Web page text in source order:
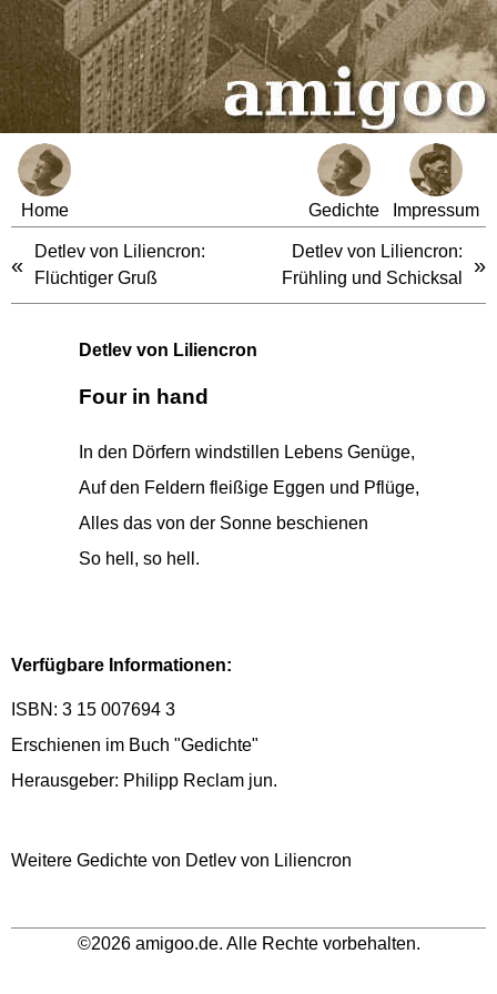
Home Gedichte Impressum
«
Detlev von Liliencron:
Flüchtiger Gruß
Detlev von Liliencron:
Frühling und Schicksal
»
Detlev von Liliencron
Four in hand
In den Dörfern windstillen Lebens Genüge,
Auf den Feldern fleißige Eggen und Pflüge,
Alles das von der Sonne beschienen
So hell, so hell.
Verfügbare Informationen:
ISBN: 3 15 007694 3
Erschienen im Buch "Gedichte"
Herausgeber: Philipp Reclam jun.
Weitere Gedichte von Detlev von Liliencron
©2026 amigoo.de. Alle Rechte vorbehalten.